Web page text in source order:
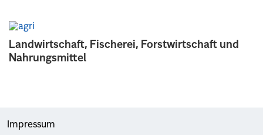
Landwirtschaft, Fischerei, Forstwirtschaft und
Nahrungsmittel
Impressum